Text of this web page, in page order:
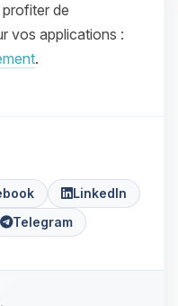
de
vos applications :
.
LinkedIn
Telegram